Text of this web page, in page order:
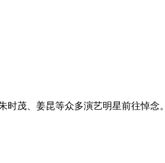
茂、姜昆等众多演艺明星前往悼念。